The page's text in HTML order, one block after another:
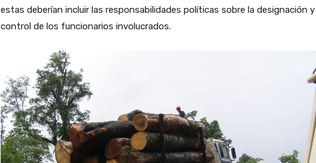
estas deberían incluir las responsabilidades políticas sobre la designación y
control de los funcionarios involucrados.